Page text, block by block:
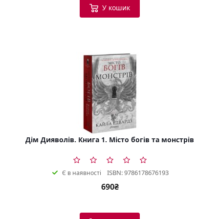
У кошик
Дім Дияволів. Книга 1. Місто богів та монстрів
Є в наявності ISBN: 9786178676193
690₴